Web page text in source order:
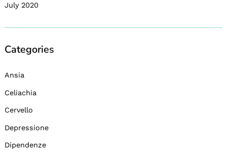
July 2020
Categories
Ansia
Celiachia
Cervello
Depressione
Dipendenze